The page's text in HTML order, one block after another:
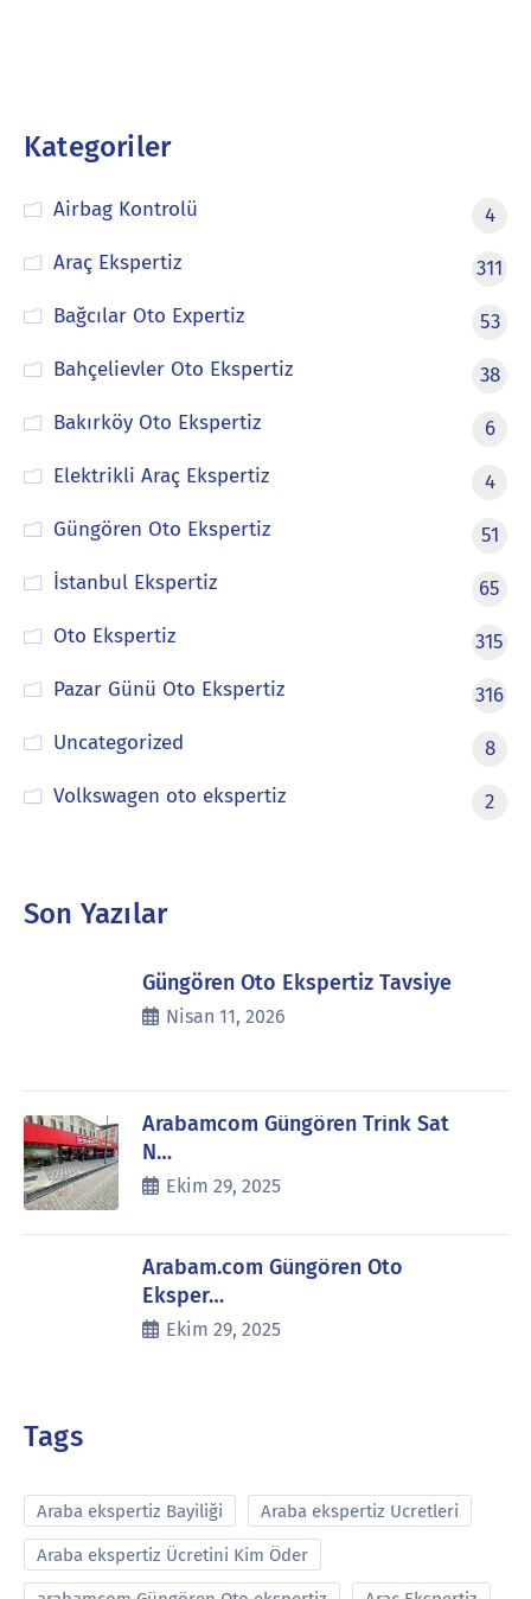
Kategoriler
Airbag Kontrolü
4
Araç Ekspertiz
311
Bağcılar Oto Expertiz
53
Bahçelievler Oto Ekspertiz
38
Bakırköy Oto Ekspertiz
6
Elektrikli Araç Ekspertiz
4
Güngören Oto Ekspertiz
51
İstanbul Ekspertiz
65
Oto Ekspertiz
315
Pazar Günü Oto Ekspertiz
316
Uncategorized
8
Volkswagen oto ekspertiz
2
Son Yazılar
Güngören Oto Ekspertiz Tavsiye
Nisan 11, 2026
Arabamcom Güngören Trink Sat
N…
Ekim 29, 2025
Arabam.com Güngören Oto
Eksper…
Ekim 29, 2025
Tags
Araba ekspertiz Bayiliği Araba ekspertiz Ucretleri
Araba ekspertiz Ücretini Kim Öder